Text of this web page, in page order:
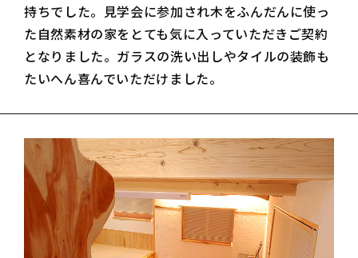
持ちでした。見学会に参加され木をふんだんに使っ
た自然素材の家をとても気に入っていただきご契約
となりました。ガラスの洗い出しやタイルの装飾も
たいへん喜んでいただけました。